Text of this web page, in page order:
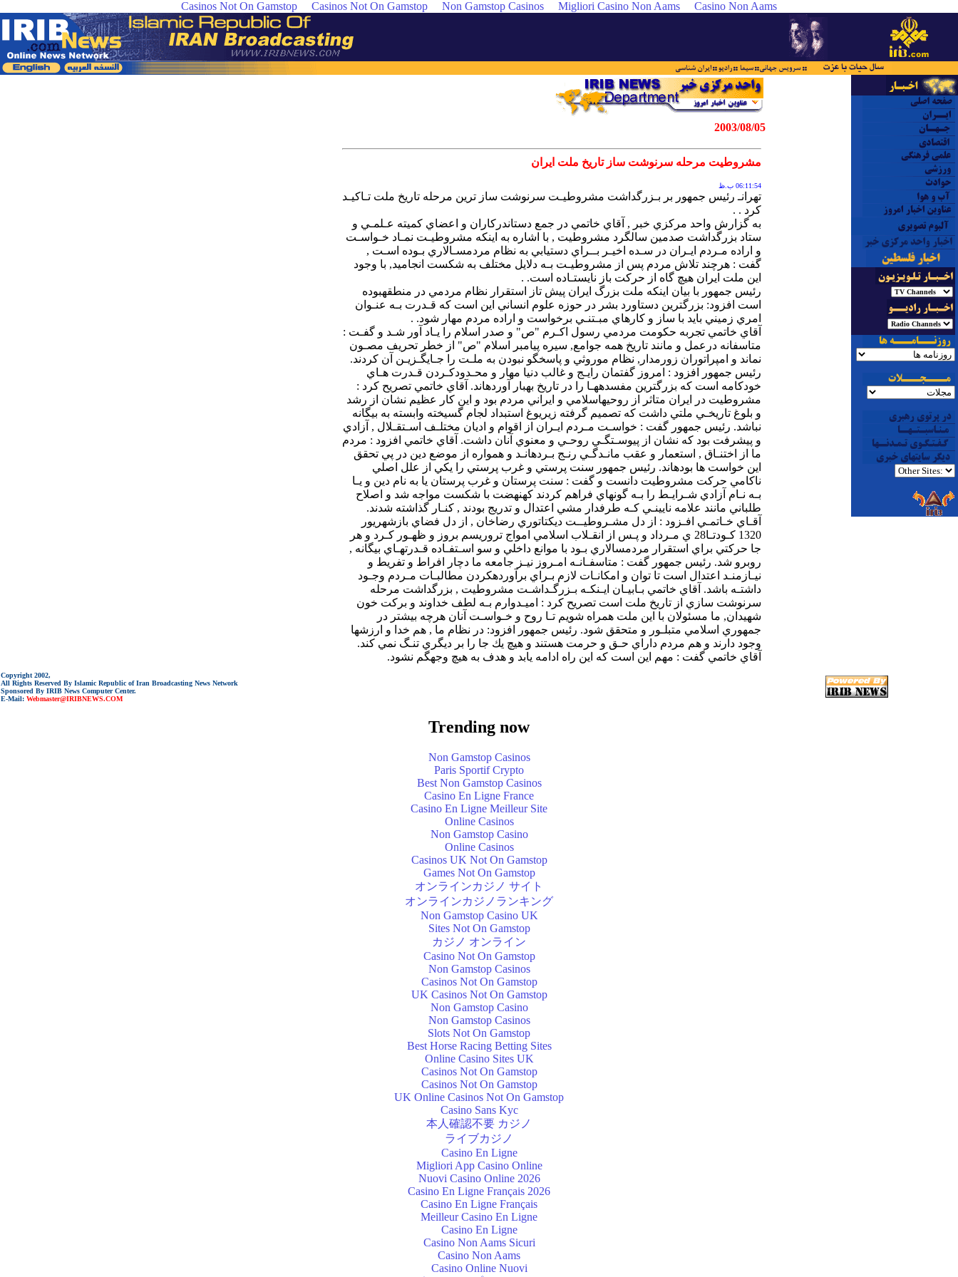
Casinos Not On Gamstop Casinos Not On Gamstop Non Gamstop Casinos Migliori Casino Non Aams Casino Non Aams
2003/08/05
مشروطيت‎‎‎ مرحله ‎سرنوشت ساز تاريخ ‎ملت ايران‎
06:11:54 ب.ظ
تهران‎ـ رئيس‎ جمهور بر بـزرگداشت‎‎ مشروطيـت سرنوشت‎‎ ساز ترين‎ مرحله‎ تاريخ‎ ملت تـاكيـد
كرد . .
به‎ گزارش‎ واحد مركزي‎‎ خبر , آقاي خاتمي‎ در جمع‎ دست‎اندركاران‎ و اعضاي‎ كميته‎ عـلمـي‎ و
ستاد بزرگداشت‎‎ صدمين‎ سالگرد مشروطيت , با اشاره‎‎‎ به اينكه مشروطيـت‎‎ نمـاد خـواسـت
و اراده‎‎ مـردم‎ ايـران‎ در سـده اخيـر بــراي‎ دستيابي‎ به‎‎ نظام‎‎ مردمسـالاري‎ بـوده اسـت‎ ,
گفت‎‎ : هرچند تلاش‎ مردم‎ پس‎ از مشروطيـت بـه‎ دلايل‎ مختلف‎ به‎ شكست‎ انجاميد, با وجود
اين‎ ملت‎‎ ايران‎ هيچ‎ گاه‎‎ از حركت باز نايستـاده است‎. .
رئيس‎ جمهور با بيان‎‎ اينكه‎ ملت‎ بزرگ‎ ايران پيش‎ تاز استقرار نظام‎ مردمي‎ در منطقه‎‎بوده
است‎ افزود: بزرگترين‎ دستاورد بشر در حوزه‎ علوم‎ انساني‎ اين‎‎ است‎‎ كه‎‎ قـدرت بـه عنـوان
امري‎‎ زميني‎‎ بايد با ساز و كارهاي مبـتنـي برخواست‎ و اراده‎ مردم‎ مهار شود. .
آقاي‎ خاتمي‎‎ تجربه‎ حكومت‎ مردمي رسول‎ اكـرم‎ "ص‎" و صدر اسلام‎ را يـاد آور شـد و گفـت‎ :
نماند و امپراتوران‎ زورمدار, نظام‎ موروثي‎ و پاسخگو نبودن‎‎‎ به‎ ملـت‎ را جـايگـزيـن آن كردند.
خودكامه‎‎‎ است‎ كه بزرگترين‎ مفسدههـا را در تاريخ‎ به‎‎بار آوردهاند. آقاي‎ خاتمي‎ تصريح‎ كرد :
مشروطيت‎ در ايران‎ متاثر از روحيه‎اسلامي‎‎ و ايراني مردم‎ بود و اين‎‎ كار عظيم‎ نشان از رشد
و بلوغ تاريخـي‎ ملتي‎ داشت‎ كه‎‎ تصميم‎ گرفته زيريوغ استبداد لجام‎ گسيخته‎‎‎‎ وابسته به بيگانه
ناكامي حركت‎‎‎ مشروطيت دانست و گفت‎‎ : سنت پرستان‎‎ و غرب‎ پرستان يا به‎ نام‎ دين‎ و يـا
طلباني‎‎ مانند علامه‎‎ نايينـي كـه طرفدار مشي‎ اعتدال‎ و تدريج‎ بودند , كنـار گذاشته‎ شدند.
آقـاي‎ خـاتمـي‎ افـزود : از دل‎ مشـروطيــت‎ ديكتاتوري‎‎ رضاخان‎ , از دل‎ فضاي بازشهريور
1320 كـودتـا28 ي‎ مـرداد و پـس‎ از انقـلاب‎ اسلامي‎ امواج‎ تروريسم‎ بروز و ظهـور كـرد و هر
جا حركتي‎ براي‎‎ استقرار مردم‎سالاري بـود با موانع‎ داخلي‎ و سو اسـتفـاده‎ قـدرتهـاي‎ بيگانه‎ ,
روبرو شد. رئيس‎ جمهور گفت‎ : متاسفـانـه‎ امـروز نيـز جامعه‎ ما دچار افراط و تفريط و
نيـازمنـد اعتدال‎ است‎‎ تا توان‎ و امكانـات لازم‎ بـراي‎ برآورده‎‎كردن‎ مطالبـات‎ مـردم‎ وجـود
شهيدان, ما مسئولان با اين‎ ملت‎‎ همراه‎ شويم‎ تـا روح‎ و خـواسـت آنان‎ هرچه‎ بيشتر در
جمهوري‎ اسلامي‎ متبلـور و متحقق‎ شود. رئيس‎ جمهور افزود: در نظام‎‎ ما , هم خدا و ارزشها
وجود دارند و هم‎‎ مردم داراي‎ حـق‎ و حرمت‎ هستند و هيچ‎ يك‎ جا را بر ديگري‎ تنـگ‎ نمي‎ كند.
آقاي‎ خاتمي‎ گفت‎‎ : مهم‎ اين‎‎ است كه‎‎ اين راه ادامه‎‎‎ يابد و هدف‎ به هيچ‎ وجهگم‎ نشود.
Copyright 2002,
All Rights Reserved By Islamic Republic of Iran Broadcasting News Network
Sponsored By IRIB News Computer Center.
E-Mail: Webmaster@IRIBNEWS.COM
Trending now
Non Gamstop Casinos
Paris Sportif Crypto
Best Non Gamstop Casinos
Casino En Ligne France
Casino En Ligne Meilleur Site
Online Casinos
Non Gamstop Casino
Online Casinos
Casinos UK Not On Gamstop
Games Not On Gamstop
オンラインカジノ サイト
オンラインカジノランキング
Non Gamstop Casino UK
Sites Not On Gamstop
カジノ オンライン
Casino Not On Gamstop
Non Gamstop Casinos
Casinos Not On Gamstop
UK Casinos Not On Gamstop
Non Gamstop Casino
Non Gamstop Casinos
Slots Not On Gamstop
Best Horse Racing Betting Sites
Online Casino Sites UK
Casinos Not On Gamstop
Casinos Not On Gamstop
UK Online Casinos Not On Gamstop
Casino Sans Kyc
本人確認不要 カジノ
ライブカジノ
Casino En Ligne
Migliori App Casino Online
Nuovi Casino Online 2026
Casino En Ligne Français 2026
Casino En Ligne Français
Meilleur Casino En Ligne
Casino En Ligne
Casino Non Aams Sicuri
Casino Non Aams
Casino Online Nuovi